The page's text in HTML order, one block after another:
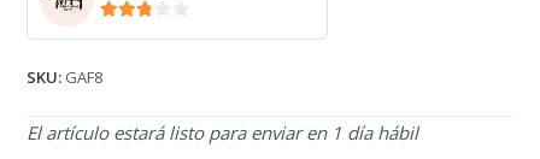
SKU: GAF8
El artículo estará listo para enviar en 1 día hábil